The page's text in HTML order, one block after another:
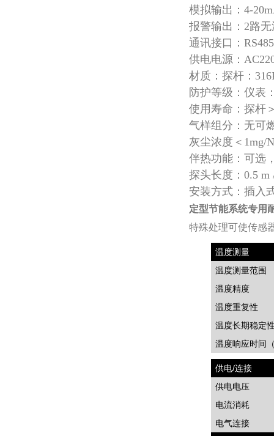
模拟输出：4-
报警输出：2路
通讯接口：RS485
供电电源：
材质：探杆：
防护等级：仪表
使用寿命：探杆
气样组分：无可
灰尘浓度＜1mg/
伴热功能：可选
探头长度：0.5 m
安装方式：插入
定型节能系统专用
特殊处理可使传感
温度测量
温度测量范围
温度精度
温度重复性
温度长期稳定
温度响应时间
供电/连接
供电电压
电流消耗
电气连接